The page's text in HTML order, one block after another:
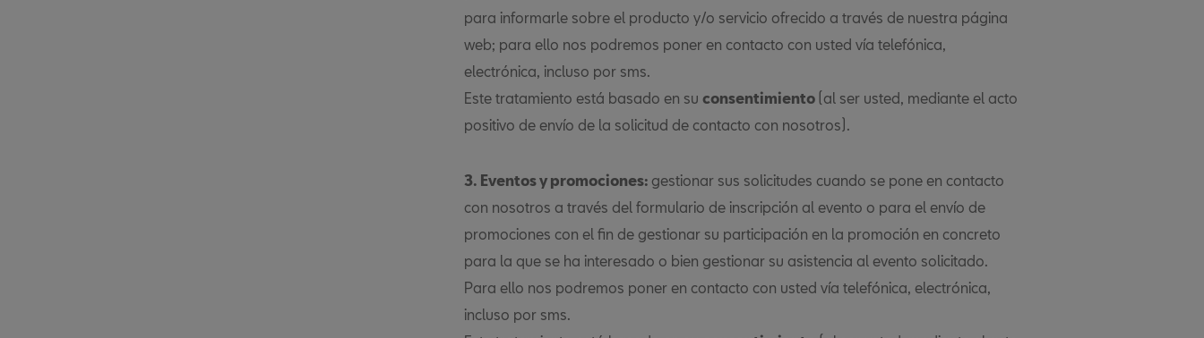
para informarle sobre el producto y/o servicio ofrecido a través de nuestra página
web; para ello nos podremos poner en contacto con usted vía telefónica,
electrónica, incluso por sms.
Este tratamiento está basado en su consentimiento (al ser usted, mediante el acto
positivo de envío de la solicitud de contacto con nosotros).
3. Eventos y promociones: gestionar sus solicitudes cuando se pone en contacto
con nosotros a través del formulario de inscripción al evento o para el envío de
promociones con el fin de gestionar su participación en la promoción en concreto
para la que se ha interesado o bien gestionar su asistencia al evento solicitado.
Para ello nos podremos poner en contacto con usted vía telefónica, electrónica,
incluso por sms.